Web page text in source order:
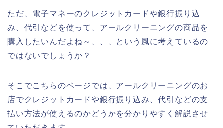
ただ、電子マネーのクレジットカードや銀行振り込
み、代引などを使って、アールクリーニングの商品を
購入したいんだよね～、、、という風に考えているの
ではないでしょうか？
そこでこちらのページでは、アールクリーニングのお
店でクレジットカードや銀行振り込み、代引などの支
払い方法が使えるのかどうかを分かりやすく解説させ